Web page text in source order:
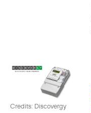
Credits: Discovergy